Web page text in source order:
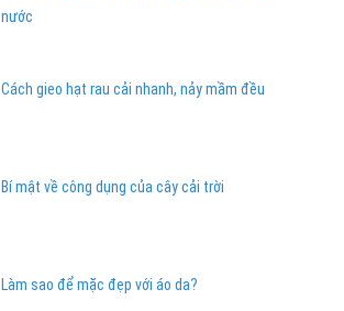
nước
Cách gieo hạt rau cải nhanh, nảy mầm đều
Bí mật về công dụng của cây cải trời
Làm sao để mặc đẹp với áo da?